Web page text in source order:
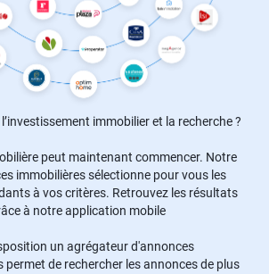
immobilier et la recherche ?
peut maintenant commencer. Notre
immobilières sélectionne pour vous les
à vos critères. Retrouvez les résultats
à notre application mobile
un agrégateur d'annonces
permet de rechercher les annonces de plus